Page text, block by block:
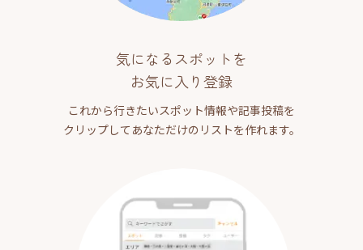
気になるスポットを
お気に入り登録
これから行きたいスポット情報や記事投稿を
クリップしてあなただけのリストを作れます。